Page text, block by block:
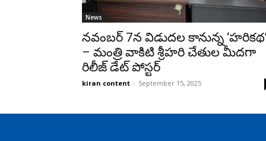
News
నవంబర్ 7న విడుదల కానున్న
– మంత్రి వాకిటి శ్రీహరి చేతుల మీదగా
రిలీజ్ డేట్ పోస్టర్
kiran content - September 15, 2025